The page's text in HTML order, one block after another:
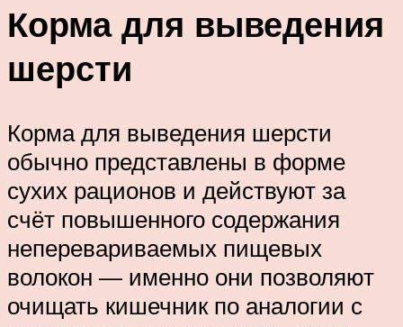
Корма для выведения
шерсти
Корма для выведения шерсти
обычно представлены в форме
сухих рационов и действуют за
счёт повышенного содержания
неперевариваемых пищевых
волокон — именно они позволяют
очищать кишечник по аналогии с